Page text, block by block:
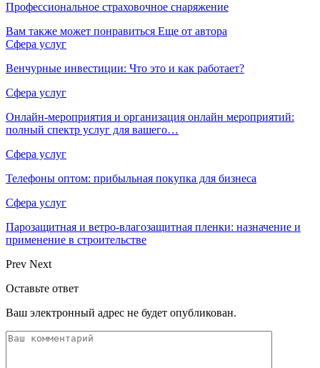
Профессиональное страховочное снаряжение
Вам также может понравиться Еще от автора
Сфера услуг
Венчурные инвестиции: Что это и как работает?
Сфера услуг
Онлайн-мероприятия и организация онлайн мероприятий:
полный спектр услуг для вашего…
Сфера услуг
Телефоны оптом: прибыльная покупка для бизнеса
Сфера услуг
Парозащитная и ветро-влагозащитная пленки: назначение и
применение в строительстве
Prev Next
Оставьте ответ
Ваш электронный адрес не будет опубликован.